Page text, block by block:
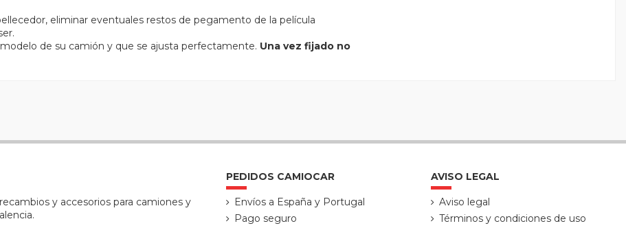
eliminar eventuales restos de pegamento de la película
de su camión y que se ajusta perfectamente. Una vez fijado no
y accesorios para camiones y
PEDIDOS CAMIOCAR
Envíos a España y Portugal
Pago seguro
AVISO LEGAL
Aviso legal
Términos y condiciones de uso